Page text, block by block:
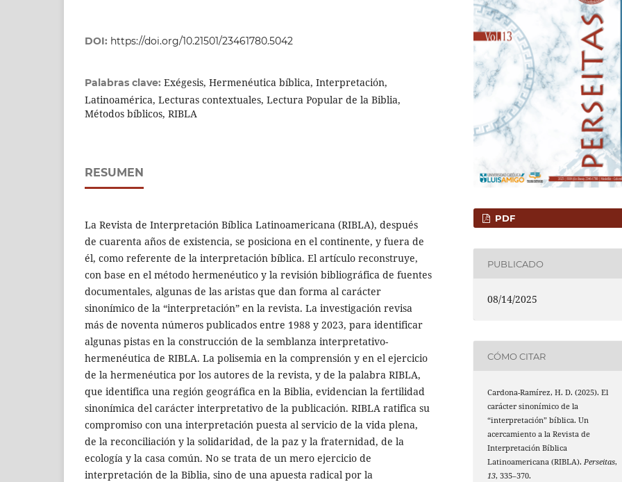
DOI: https://doi.org/10.21501/23461780.5042
Palabras clave: Exégesis, Hermenéutica bíblica, Interpretación,
Latinoamérica, Lecturas contextuales, Lectura Popular de la Biblia,
Métodos bíblicos, RIBLA
RESUMEN
La Revista de Interpretación Bíblica Latinoamericana (RIBLA), después
de cuarenta años de existencia, se posiciona en el continente, y fuera de
él, como referente de la interpretación bíblica. El artículo reconstruye,
con base en el método hermenéutico y la revisión bibliográfica de fuentes
documentales, algunas de las aristas que dan forma al carácter
sinonímico de la “interpretación” en la revista. La investigación revisa
más de noventa números publicados entre 1988 y 2023, para identificar
algunas pistas en la construcción de la semblanza interpretativo-
hermenéutica de RIBLA. La polisemia en la comprensión y en el ejercicio
de la hermenéutica por los autores de la revista, y de la palabra RIBLA,
que identifica una región geográfica en la Biblia, evidencian la fertilidad
sinonímica del carácter interpretativo de la publicación. RIBLA ratifica su
compromiso con una interpretación puesta al servicio de la vida plena,
de la reconciliación y la solidaridad, de la paz y la fraternidad, de la
ecología y la casa común. No se trata de un mero ejercicio de
interpretación de la Biblia, sino de una apuesta radical por la
PDF
PUBLICADO
08/14/2025
CÓMO CITAR
Cardona-Ramírez, H. D. (2025). El
carácter sinonímico de la
“interpretación” bíblica. Un
acercamiento a la Revista de
Interpretación Bíblica
Latinoamericana (RIBLA). Perseitas,
13, 335–370.